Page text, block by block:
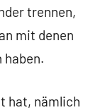
trennen,
mit denen
haben.
hat, nämlich